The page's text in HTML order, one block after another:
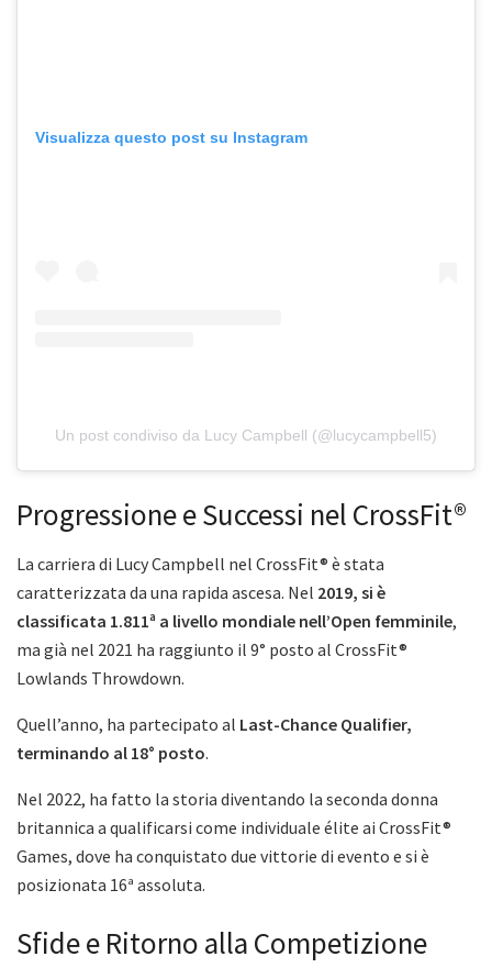
Visualizza questo post su Instagram
Un post condiviso da Lucy Campbell (@lucycampbell5)
Progressione e Successi nel CrossFit®
La carriera di Lucy Campbell nel CrossFit® è stata
caratterizzata da una rapida ascesa. Nel 2019, si è
classificata 1.811ª a livello mondiale nell’Open femminile,
ma già nel 2021 ha raggiunto il 9° posto al CrossFit®
Lowlands Throwdown.
Quell’anno, ha partecipato al Last-Chance Qualifier,
terminando al 18° posto.
Nel 2022, ha fatto la storia diventando la seconda donna
britannica a qualificarsi come individuale élite ai CrossFit®
Games, dove ha conquistato due vittorie di evento e si è
posizionata 16ª assoluta.
Sfide e Ritorno alla Competizione